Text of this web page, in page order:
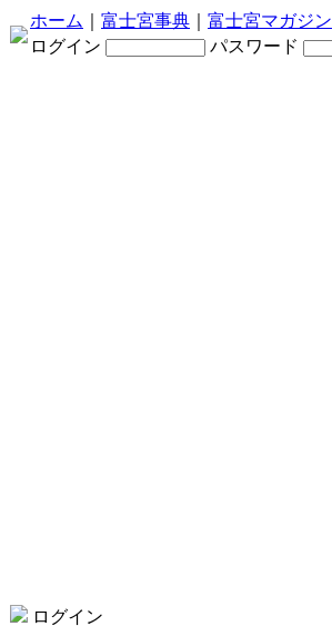
ホーム 富士宮事典 富士宮マガジン
ログイン
パスワード
ログイン